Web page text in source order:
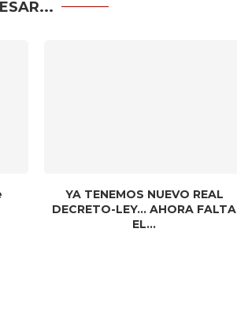
YA TENEMOS NUEVO REAL
DECRETO-LEY… AHORA FALTA
EL...